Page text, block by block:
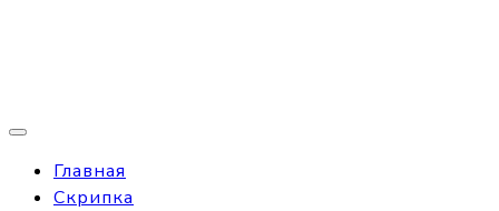
Главная
Скрипка